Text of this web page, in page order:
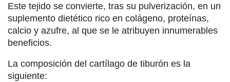
Este tejido se convierte, tras su pulverización, en un
suplemento dietético rico en colágeno, proteínas,
calcio y azufre, al que se le atribuyen innumerables
beneficios.
La composición del cartílago de tiburón es la
siguiente: